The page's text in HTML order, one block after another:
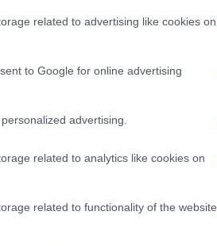
related to advertising like cookies on
to Google for online advertising
advertising.
related to analytics like cookies on
related to functionality of the website
di maturare delle
ottimi
ci aiuterà nella fase
Bacciottini credo sarà